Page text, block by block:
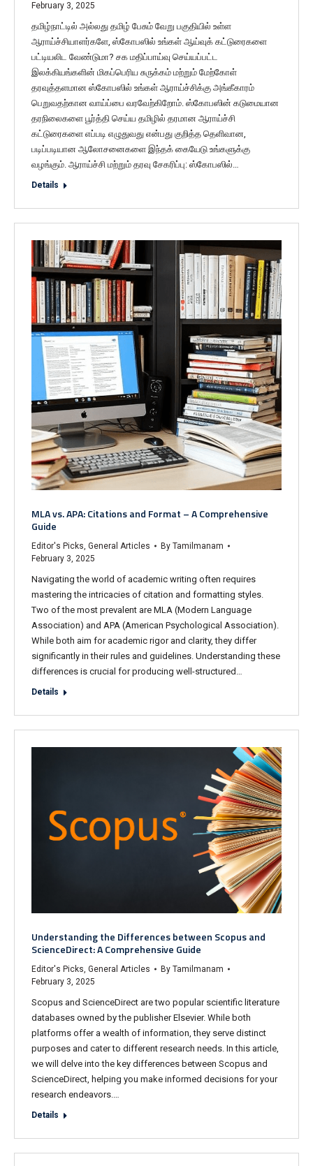
February 3, 2025
தமிழ்நாட்டில் அல்லது தமிழ் பேசும் வேறு பகுதியில் உள்ள
ஆராய்ச்சியாளர்களே, ஸ்கோபஸில் உங்கள் ஆய்வுக் கட்டுரைகளை
பட்டியலிட வேண்டுமா? சக மதிப்பாய்வு செய்யப்பட்ட
இலக்கியங்களின் மிகப்பெரிய சுருக்கம் மற்றும் மேற்கோள்
தரவுத்தளமான ஸ்கோபஸில் உங்கள் ஆராய்ச்சிக்கு அங்கீகாரம்
பெறுவதற்கான வாய்ப்பை வரவேற்கிறோம். ஸ்கோபஸின் கடுமையான
தரநிலைகளை பூர்த்தி செய்ய தமிழில் தரமான ஆராய்ச்சி
கட்டுரைகளை எப்படி எழுதுவது என்பது குறித்த தெளிவான,
படிப்படியான ஆலோசனைகளை இந்தக் கையேடு உங்களுக்கு
வழங்கும். ஆராய்ச்சி மற்றும் தரவு சேகரிப்பு: ஸ்கோபஸில்…
Details
MLA vs. APA: Citations and Format – A Comprehensive
Guide
Editor's Picks, General Articles By Tamilmanam
February 3, 2025
Navigating the world of academic writing often requires
mastering the intricacies of citation and formatting styles.
Two of the most prevalent are MLA (Modern Language
Association) and APA (American Psychological Association).
While both aim for academic rigor and clarity, they differ
significantly in their rules and guidelines. Understanding these
differences is crucial for producing well-structured…
Details
Understanding the Differences between Scopus and
ScienceDirect: A Comprehensive Guide
Editor's Picks, General Articles By Tamilmanam
February 3, 2025
Scopus and ScienceDirect are two popular scientific literature
databases owned by the publisher Elsevier. While both
platforms offer a wealth of information, they serve distinct
purposes and cater to different research needs. In this article,
we will delve into the key differences between Scopus and
ScienceDirect, helping you make informed decisions for your
research endeavors.…
Details